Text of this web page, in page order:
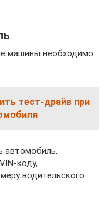
машины необходимо
тест-драйв при
автомобиль,
коду,
водительского